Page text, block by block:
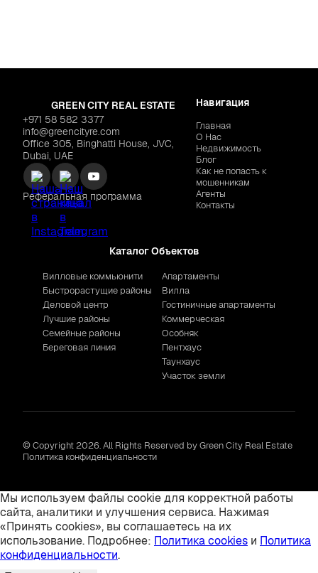
GREEN CITY REAL ESTATE
+971 58 582 3377
info@greencityre.com
Office 305, Binghatti House, JVC,
Dubai, UAE
Реферальная программа
Навигация
Главная
О Нас
Недвижимость
Блог
Как не попасть к
мошенникам
Агенты
Контакты
Каталог Объектов
Вилловые коммьюнити
Быстрорастущие районы
Деловой центр
Лучшие районы
Семейные районы
Береговая линия
Апартаменты
Вилла
Гостиничные апартаменты
Коммерческая
Особняк
Пентхаус
Таунхаус
Участок земли
© Copyright 2026. All Rights Reserved by Green City Real Estate
Политика конфиденциальности
Мы используем файлы cookie для корректной работы
сайта, аналитики и улучшения сервиса. Нажимая
«Принять cookies», вы соглашаетесь на их
использование. Подробнее: Политика cookies и Политика
конфиденциальности.